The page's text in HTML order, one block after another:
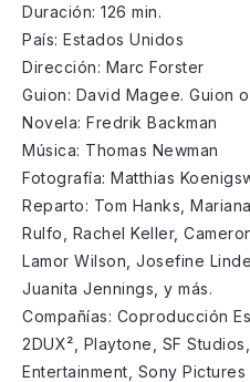
Duración: 126 min.
País: Estados Unidos
Dirección: Marc Forster
Guion: David Magee. Guion
Novela: Fredrik Backman
Música: Thomas Newman
Fotografía: Matthias
Reparto: Tom Hanks,
Rulfo, Rachel Keller,
Lamor Wilson, Josefine
Juanita Jennings, y más.
Compañías: Coproducción
2DUX², Playtone, SF
Entertainment, Sony Pictures